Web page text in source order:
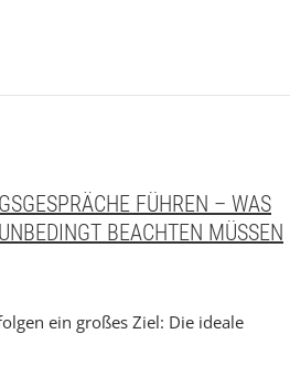
FÜHREN – WAS
BEACHTEN MÜSSEN
ein großes Ziel: Die ideale